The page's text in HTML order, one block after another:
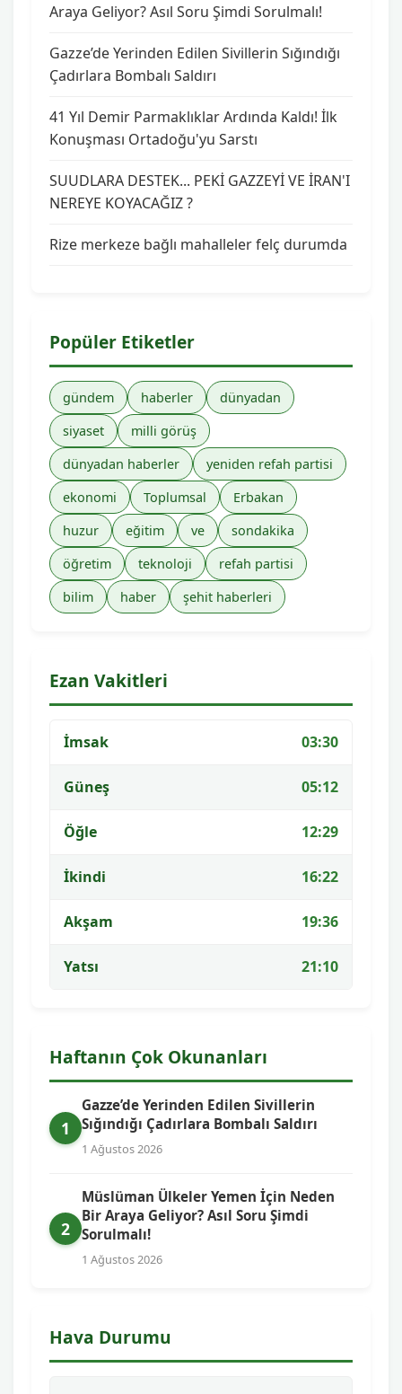
Araya Geliyor? Asıl Soru Şimdi Sorulmalı!
Gazze’de Yerinden Edilen Sivillerin Sığındığı
Çadırlara Bombalı Saldırı
41 Yıl Demir Parmaklıklar Ardında Kaldı! İlk
Konuşması Ortadoğu'yu Sarstı
SUUDLARA DESTEK... PEKİ GAZZEYİ VE İRAN'I
NEREYE KOYACAĞIZ ?
Rize merkeze bağlı mahalleler felç durumda
Popüler Etiketler
gündem haberler
dünyadan
siyaset
milli görüş
dünyadan haberler
yeniden refah partisi
ekonomi
Toplumsal
Erbakan
huzur
eğitim ve
sondakika
öğretim
teknoloji
refah partisi
bilim
haber şehit haberleri
Ezan Vakitleri
İmsak 03:30
Güneş 05:12
Öğle 12:29
İkindi 16:22
Akşam 19:36
Yatsı 21:10
Haftanın Çok Okunanları
1
Gazze’de Yerinden Edilen Sivillerin
Sığındığı Çadırlara Bombalı Saldırı
1 Ağustos 2026
2
Müslüman Ülkeler Yemen İçin Neden
Bir Araya Geliyor? Asıl Soru Şimdi
Sorulmalı!
1 Ağustos 2026
Hava Durumu